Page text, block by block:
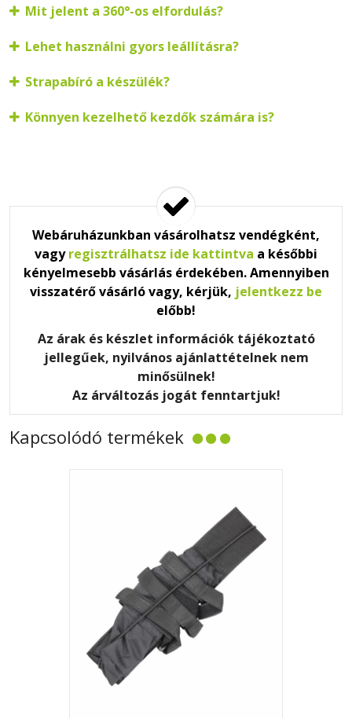
Mit jelent a 360°-os elfordulás?
Lehet használni gyors leállításra?
Strapabíró a készülék?
Könnyen kezelhető kezdők számára is?
Webáruházunkban vásárolhatsz vendégként,
vagyregisztrálhatsz ide kattintva a későbbi
kényelmesebb vásárlás érdekében. Amennyiben
visszatérő vásárló vagy, kérjük, jelentkezz be
előbb!
Az árak és készlet információk tájékoztató
jellegűek, nyilvános ajánlattételnek nem
minősülnek!
Az árváltozás jogát fenntartjuk!
Kapcsolódó termékek